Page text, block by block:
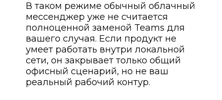
В таком режиме обычный облачный
мессенджер уже не считается
полноценной заменой Teams для
вашего случая. Если продукт не
умеет работать внутри локальной
сети, он закрывает только общий
офисный сценарий, но не ваш
реальный рабочий контур.